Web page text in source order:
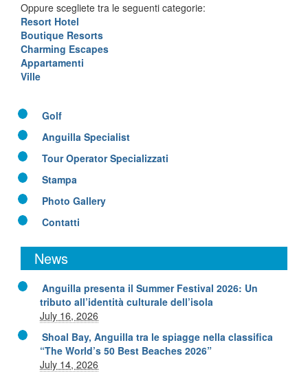
Oppure scegliete tra le seguenti categorie:
Resort Hotel
Boutique Resorts
Charming Escapes
Appartamenti
Ville
Golf
Anguilla Specialist
Tour Operator Specializzati
Stampa
Photo Gallery
Contatti
News
Anguilla presenta il Summer Festival 2026: Un
tributo all’identità culturale dell’isola
July 16, 2026
Shoal Bay, Anguilla tra le spiagge nella classifica
“The World’s 50 Best Beaches 2026”
July 14, 2026